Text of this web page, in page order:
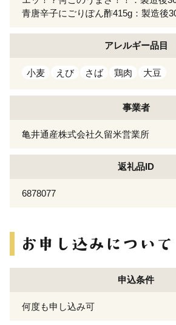
青唐辛子にごりぽん酢415g：製造後
アレルギー品目
小麦 えび さば 鶏肉 大豆
事業者
亀井通産株式会社久留米営業所
返礼品ID
6878077
申込条件
何度も申し込み可